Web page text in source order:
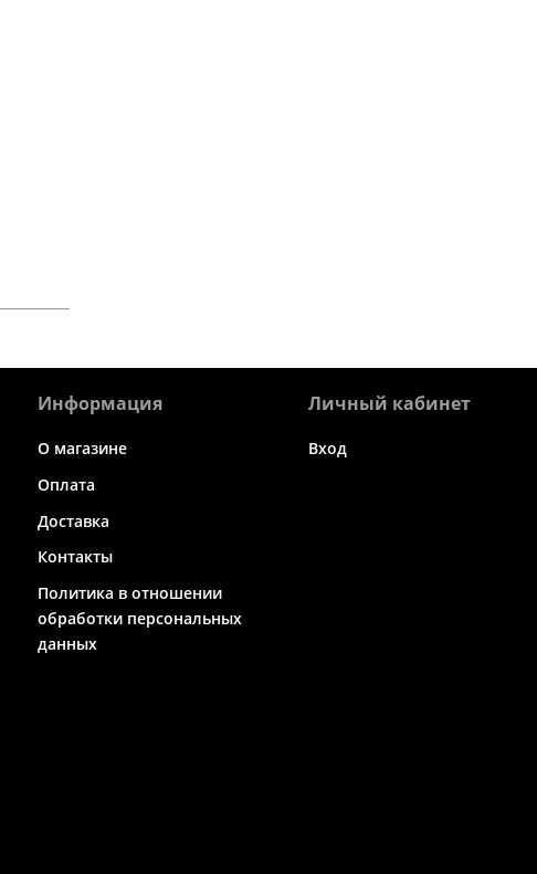
Информация
О магазине
Оплата
Доставка
Контакты
Политика в отношении
обработки персональных
данных
Личный кабинет
Вход